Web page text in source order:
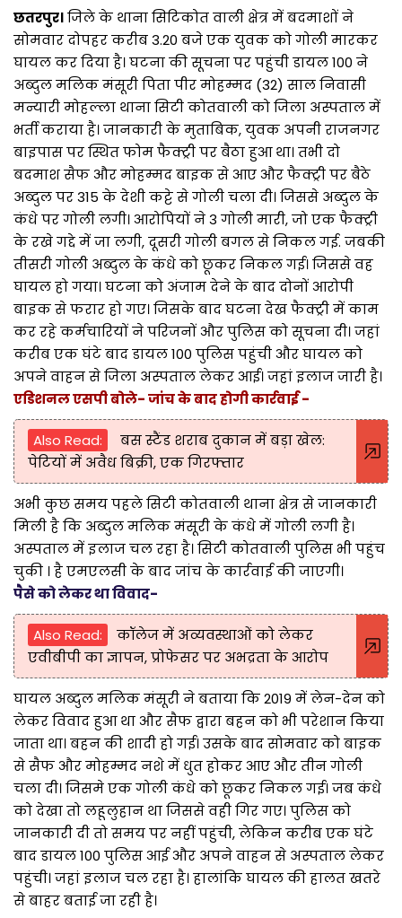
छतरपुर।जिले के थाना सिटिकोत वाली क्षेत्र में बदमाशों ने
सोमवार दोपहर करीब 3.20 बजे एक युवक को गोली मारकर
घायल कर दिया है। घटना की सूचना पर पहुंची डायल 100 ने
अब्दुल मलिक मंसूरी पिता पीर मोहम्मद (32) साल निवासी
मन्यारी मोहल्ला थाना सिटी कोतवाली को जिला अस्पताल में
भर्ती कराया है। जानकारी के मुताबिक, युवक अपनी राजनगर
बाइपास पर स्थित फोम फैक्ट्री पर बैठा हुआ था। तभी दो
बदमाश सैफ और मोहम्मद बाइक से आए और फैक्ट्री पर बैठे
अब्दुल पर 315 के देशी कट्टे से गोली चला दी। जिससे अब्दुल के
कंधे पर गोली लगी। आरोपियों ने 3 गोली मारी, जो एक फैक्ट्री
के रखे गद्दे में जा लगी, दूसरी गोली बगल से निकल गई. जबकी
तीसरी गोली अब्दुल के कंधे को छूकर निकल गई। जिससे वह
घायल हो गया। घटना को अंजाम देने के बाद दोनों आरोपी
बाइक से फरार हो गए। जिसके बाद घटना देख फैक्ट्री में काम
कर रहे कर्मचारियों ने परिजनों और पुलिस को सूचना दी। जहां
करीब एक घंटे बाद डायल 100 पुलिस पहुंची और घायल को
अपने वाहन से जिला अस्पताल लेकर आई। जहां इलाज जारी है।
एडिशनल एसपी बोले- जांच के बाद होगी कार्रवाई -
Also Read:
बस स्टैंड शराब दुकान में बड़ा खेल:
पेटियों में अवैध बिक्री, एक गिरफ्तार
अभी कुछ समय पहले सिटी कोतवाली थाना क्षेत्र से जानकारी
मिली है कि अब्दुल मलिक मंसूरी के कंधे में गोली लगी है।
अस्पताल में इलाज चल रहा है। सिटी कोतवाली पुलिस भी पहुंच
चुकी । है एमएलसी के बाद जांच के कार्रवाई की जाएगी।
पैसे को लेकर था विवाद-
Also Read:
कॉलेज में अव्यवस्थाओं को लेकर
एवीबीपी का ज्ञापन, प्रोफेसर पर अभद्रता के आरोप
घायल अब्दुल मलिक मंसूरी ने बताया कि 2019 में लेन-देन को
लेकर विवाद हुआ था और सैफ द्वारा बहन को भी परेशान किया
जाता था। बहन की शादी हो गई। उसके बाद सोमवार को बाइक
से सैफ और मोहम्मद नशे में धुत होकर आए और तीन गोली
चला दी। जिसमे एक गोली कंधे को छूकर निकल गई। जब कंधे
को देखा तो लहूलुहान था जिससे वही गिर गए। पुलिस को
जानकारी दी तो समय पर नहीं पहुंची, लेकिन करीब एक घंटे
बाद डायल 100 पुलिस आई और अपने वाहन से अस्पताल लेकर
पहुंची। जहां इलाज चल रहा है। हालांकि घायल की हालत खतरे
से बाहर बताई जा रही है।